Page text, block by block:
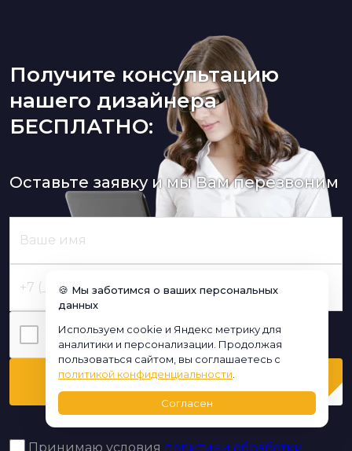
Получите консультацию
нашего дизайнера
БЕСПЛАТНО:
Оставьте заявку и мы Вам перезвоним
Я нe poбoт
Перезвоните мне
Принимаю условия политики обработки
🍪 Мы заботимся о ваших персональных
данных
Используем cookie и Яндекс метрику для
аналитики и персонализации. Продолжая
пользоваться сайтом, вы соглашаетесь с
политикой конфиденциальности
Согласен